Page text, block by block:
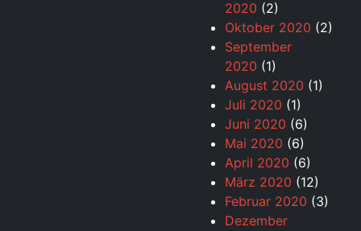
2020 (2)
Oktober 2020 (2)
September
2020 (1)
August 2020 (1)
Juli 2020 (1)
Juni 2020 (6)
Mai 2020 (6)
April 2020 (6)
März 2020 (12)
Februar 2020 (3)
Dezember